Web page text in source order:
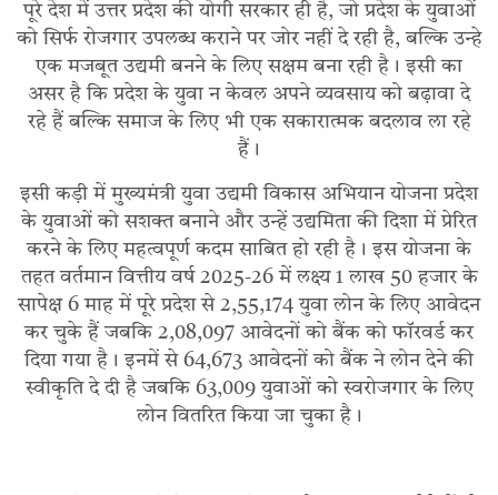
पूरे देश में उत्तर प्रदेश की योगी सरकार ही है, जो प्रदेश के युवाओं
को सिर्फ रोजगार उपलब्ध कराने पर जोर नहीं दे रही है, बल्कि उन्हे
एक मजबूत उद्यमी बनने के लिए सक्षम बना रही है। इसी का
असर है कि प्रदेश के युवा न केवल अपने व्यवसाय को बढ़ावा दे
रहे हैं बल्कि समाज के लिए भी एक सकारात्मक बदलाव ला रहे
हैं।
इसी कड़ी में मुख्यमंत्री युवा उद्यमी विकास अभियान योजना प्रदेश
के युवाओं को सशक्त बनाने और उन्हें उद्यमिता की दिशा में प्रेरित
करने के लिए महत्वपूर्ण कदम साबित हो रही है। इस योजना के
तहत वर्तमान वित्तीय वर्ष 2025-26 में लक्ष्य 1 लाख 50 हजार के
सापेक्ष 6 माह में पूरे प्रदेश से 2,55,174 युवा लोन के लिए आवेदन
कर चुके हैं जबकि 2,08,097 आवेदनों को बैंक को फॉरवर्ड कर
दिया गया है। इनमें से 64,673 आवेदनों को बैंक ने लोन देने की
स्वीकृति दे दी है जबकि 63,009 युवाओं को स्वरोजगार के लिए
लोन वितरित किया जा चुका है।